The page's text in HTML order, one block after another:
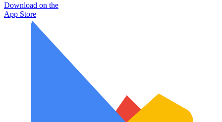
Download on the
App Store